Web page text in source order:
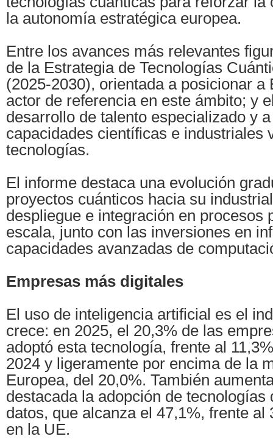
la autonomía estratégica europea.
Entre los avances más relevantes
de la Estrategia de Tecnologías
(2025-2030), orientada a posicionar a
actor de referencia en este ámbito; y
desarrollo de talento especializado y
capacidades científicas e industriales
tecnologías.
El informe destaca una evolución
proyectos cuánticos hacia su
despliegue e integración en procesos
escala, junto con las inversiones en
capacidades avanzadas de
Empresas más digitales
El uso de inteligencia artificial es el
crece: en 2025, el 20,3% de las
adoptó esta tecnología, frente al
2024 y ligeramente por encima de la
Europea, del 20,0%. También
destacada la adopción de tecnologías
datos, que alcanza el 47,1%, frente al
en la UE.